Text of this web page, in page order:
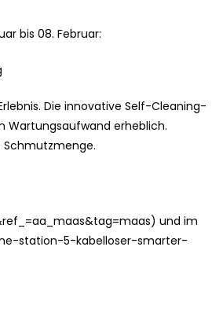
bis 08. Februar:
Die innovative Self-Cleaning-
Wartungsaufwand erheblich.
Schmutzmenge.
und im
station-5-kabelloser-smarter-